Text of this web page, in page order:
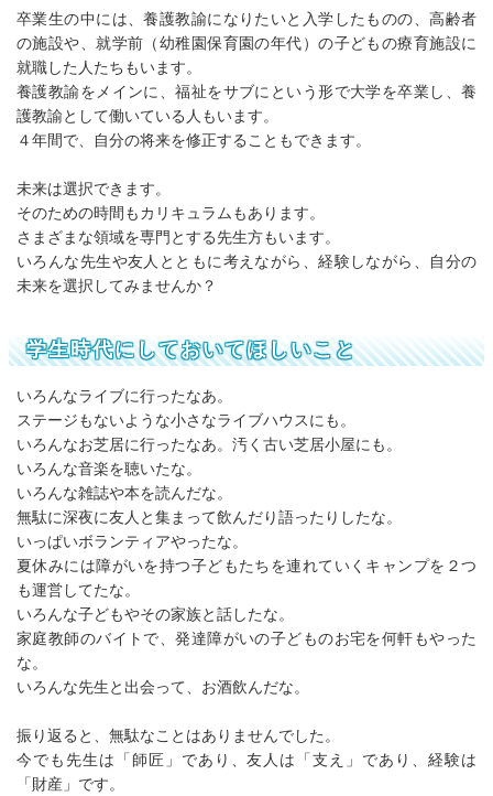
卒業生の中には、養護教諭になりたいと入学したものの、高齢者
の施設や、就学前（幼稚園保育園の年代）の子どもの療育施設に
就職した人たちもいます。
養護教諭をメインに、福祉をサブにという形で大学を卒業し、養
護教諭として働いている人もいます。
４年間で、自分の将来を修正することもできます。
未来は選択できます。
そのための時間もカリキュラムもあります。
さまざまな領域を専門とする先生方もいます。
いろんな先生や友人とともに考えながら、経験しながら、自分の
未来を選択してみませんか？
学生時代にしておいてほしいこと
いろんなライブに行ったなあ。
ステージもないような小さなライブハウスにも。
いろんなお芝居に行ったなあ。汚く古い芝居小屋にも。
いろんな音楽を聴いたな。
いろんな雑誌や本を読んだな。
無駄に深夜に友人と集まって飲んだり語ったりしたな。
いっぱいボランティアやったな。
夏休みには障がいを持つ子どもたちを連れていくキャンプを２つ
も運営してたな。
いろんな子どもやその家族と話したな。
家庭教師のバイトで、発達障がいの子どものお宅を何軒もやった
な。
いろんな先生と出会って、お酒飲んだな。
振り返ると、無駄なことはありませんでした。
今でも先生は「師匠」であり、友人は「支え」であり、経験は
「財産」です。